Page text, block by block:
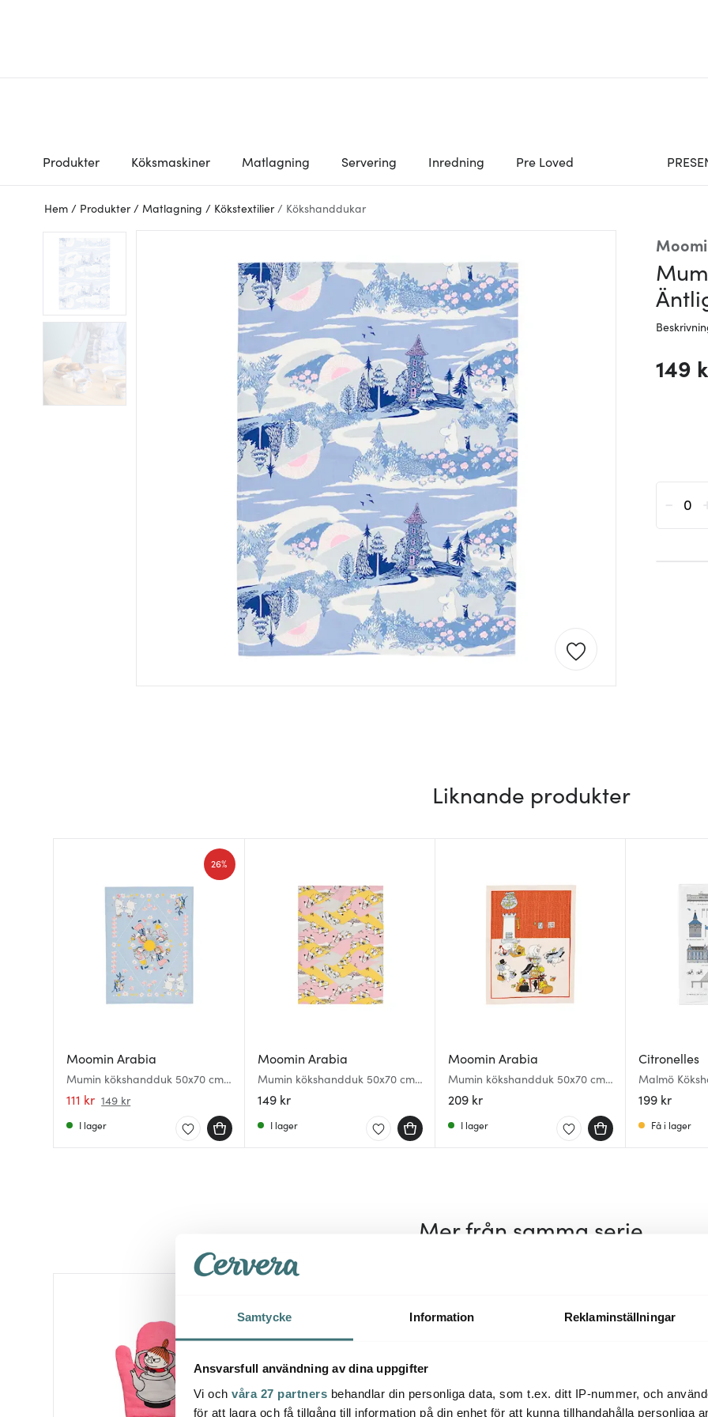
Samtycke Information Reklaminställningar
Ansvarsfull användning av dina uppgifter
Vi och våra 27 partners behandlar din personliga data, som t.ex. ditt IP-nummer, och
för att lagra och få tillgång till information på din enhet för att kunna tillhandahålla personliga
Produkter Köksmaskiner Matlagning Servering Inredning Pre Loved
Hem / Produkter / Matlagning / Kökstextilier / Kökshanddukar
149
Liknande produkter
Moomin Arabia
Mumin kökshandduk 50x70 cm
Sommardans
111 kr 149 kr
26%
I lager
Moomin Arabia
Mumin kökshandduk 50x70 cm
Familjemys
149 kr
I lager
Moomin Arabia
Mumin kökshandduk 50x70 cm
Redo för semester
209 kr
I lager
Citronelles
Malmö
Blå
199 kr
Få i lager
Mer från samma serie